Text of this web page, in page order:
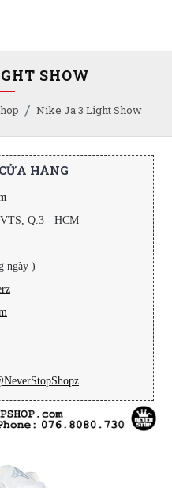
Nike Ja 3 Light Show
SHOW
HÀNG
Q.3 - HCM
ngày )